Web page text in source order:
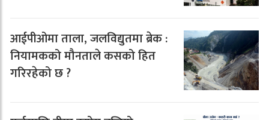
आईपीओमा ताला, जलविद्युतमा ब्रेक :
नियामकको मौनताले कसको हित
गरिरहेको छ ?